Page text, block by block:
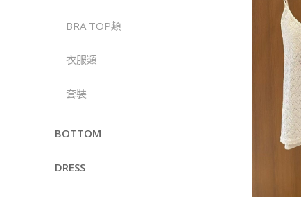
BRA TOP類
衣服類
套裝
BOTTOM
DRESS